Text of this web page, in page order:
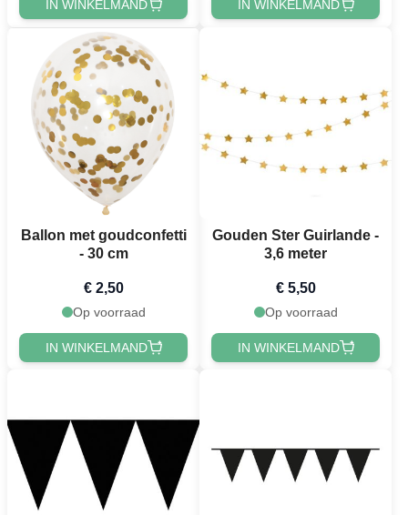
IN WINKELMAND IN WINKELMAND
Ballon met goudconfetti
- 30 cm
€ 2,50
Op voorraad
IN WINKELMAND
Gouden Ster Guirlande -
3,6 meter
€ 5,50
Op voorraad
IN WINKELMAND